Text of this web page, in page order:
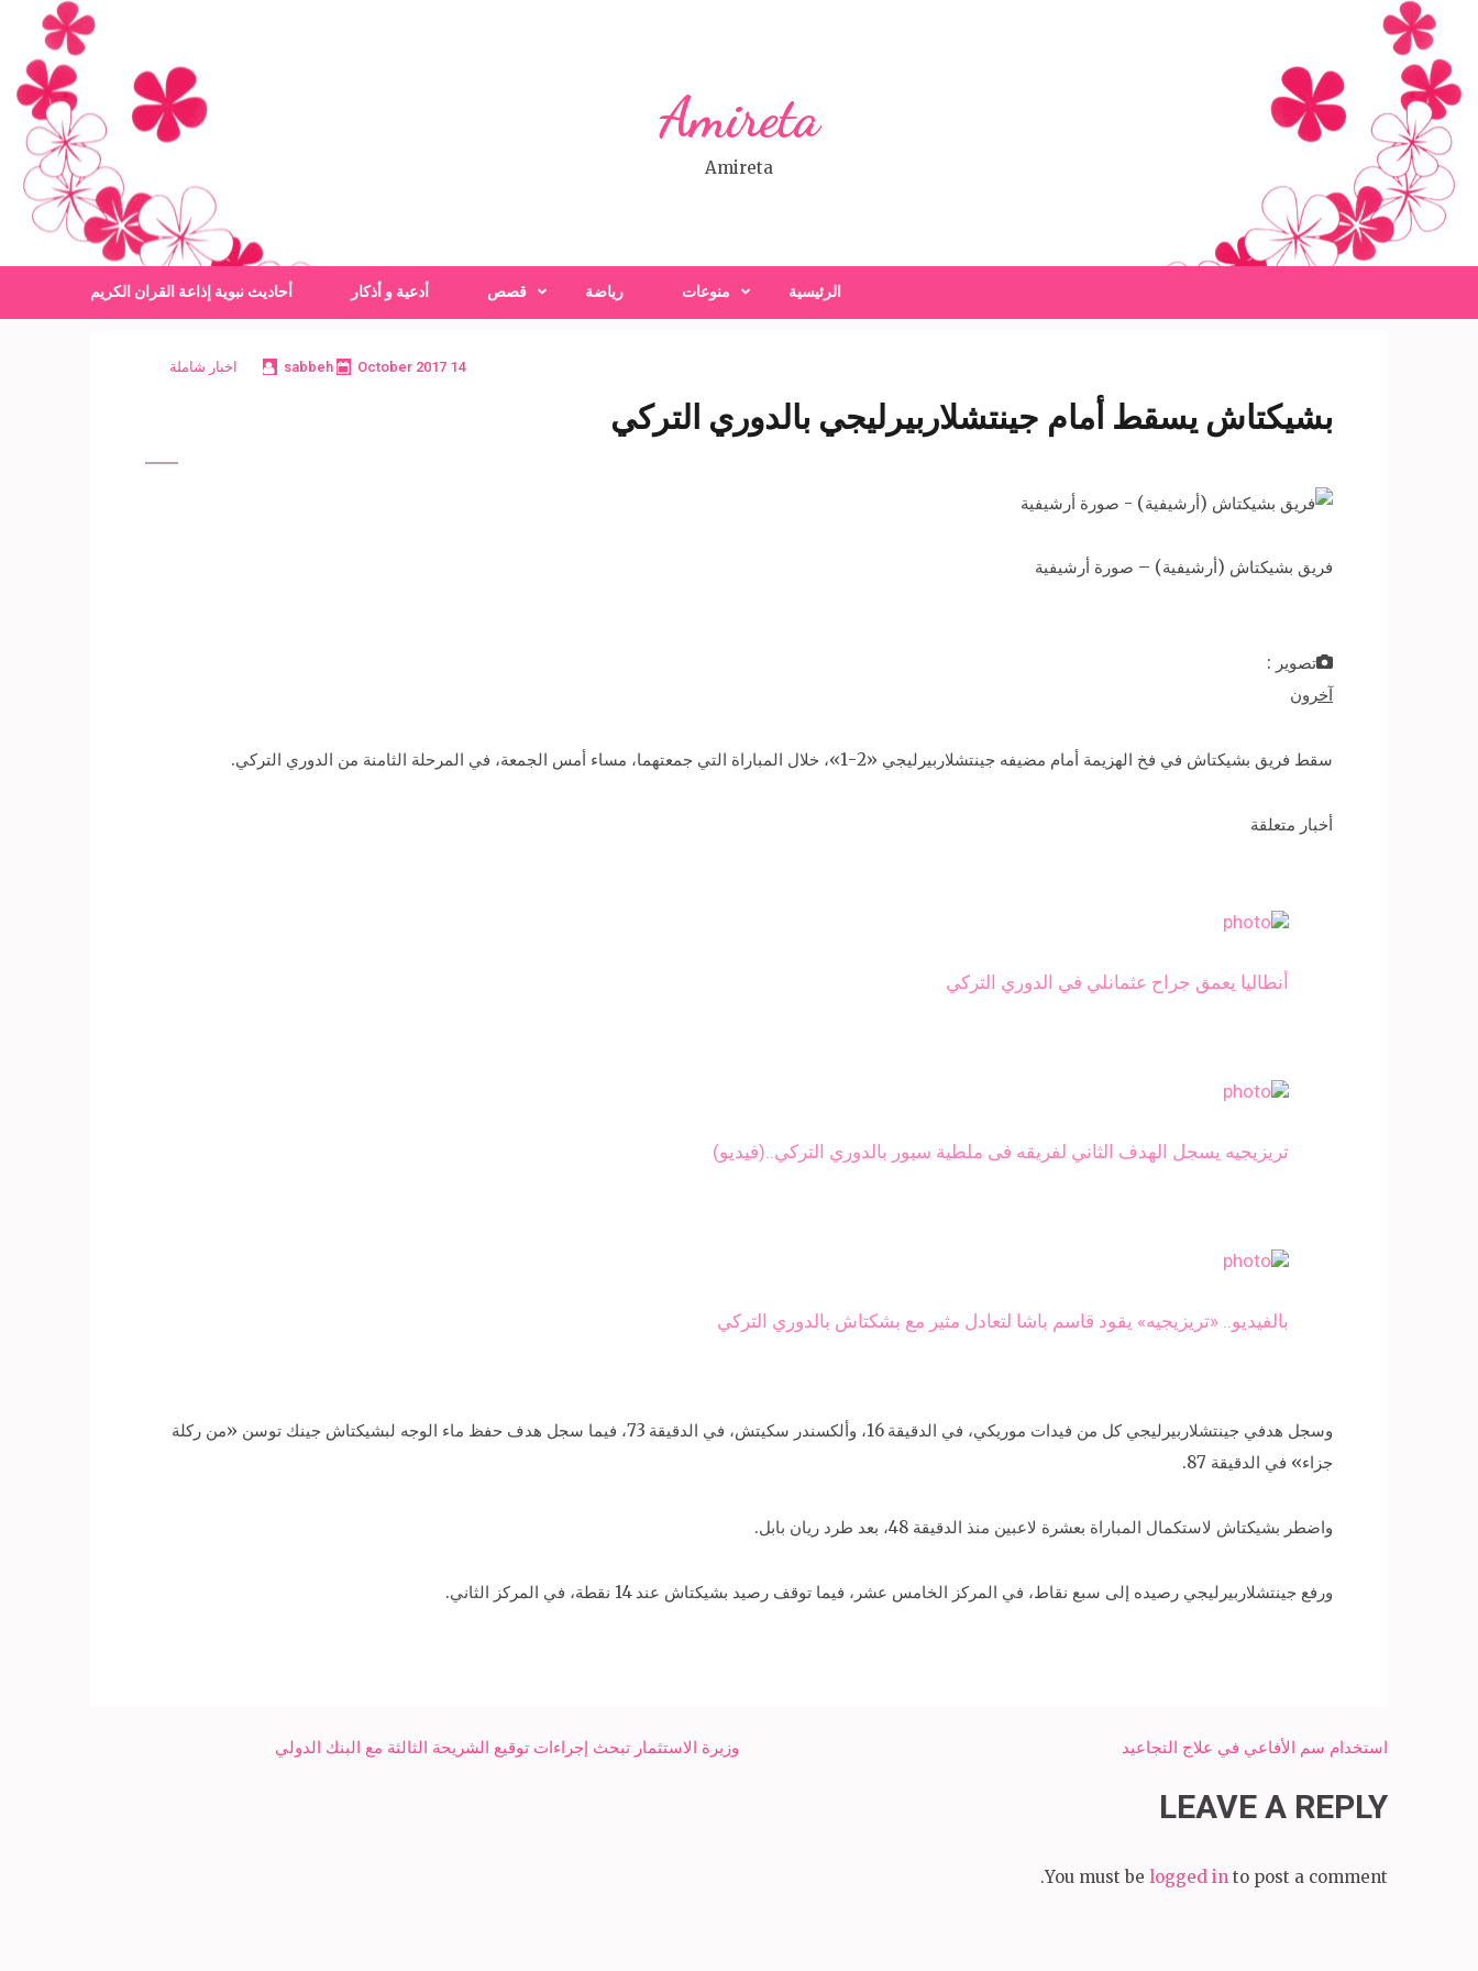
content
(Press
Enter)
Amireta
Amireta
الرئيسية منوعات رياضة قصص أدعية و أذكار أحاديث نبوية إذاعة القران الكريم
14 October 2017
sabbeh اخبار شاملة
بشيكتاش يسقط أمام جينتشلاربيرليجي بالدوري التركي
فريق بشيكتاش (أرشيفية) – صورة أرشيفية
تصوير :
آخرون
سقط فريق بشيكتاش في فخ الهزيمة أمام مضيفه جينتشلاربيرليجي «2-1»، خلال المباراة التي جمعتهما، مساء أمس الجمعة، في المرحلة الثامنة من الدوري التركي.
أخبار متعلقة
أنطاليا يعمق جراح عثمانلي في الدوري التركي
تريزيجيه يسجل الهدف الثاني لفريقه فى ملطية سبور بالدوري التركي..(فيديو)
بالفيديو.. «تريزيجيه» يقود قاسم باشا لتعادل مثير مع بشكتاش بالدوري التركي
وسجل هدفي جينتشلاربيرليجي كل من فيدات موريكي، في الدقيقة 16، وألكسندر سكيتش، في الدقيقة 73، فيما سجل هدف حفظ ماء الوجه لبشيكتاش جينك توسن «من ركلة
جزاء» في الدقيقة 87.
واضطر بشيكتاش لاستكمال المباراة بعشرة لاعبين منذ الدقيقة 48، بعد طرد ريان بابل.
ورفع جينتشلاربيرليجي رصيده إلى سبع نقاط، في المركز الخامس عشر، فيما توقف رصيد بشيكتاش عند 14 نقطة، في المركز الثاني.
Post
وزيرة الاستثمار تبحث إجراءات توقيع الشريحة الثالثة مع البنك الدولي استخدام سم الأفاعي في علاج التجاعيد
LEAVE A REPLY
You must be logged in to post a comment.